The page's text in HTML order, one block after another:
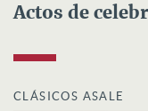
Actos de
CLÁSICOS ASALE